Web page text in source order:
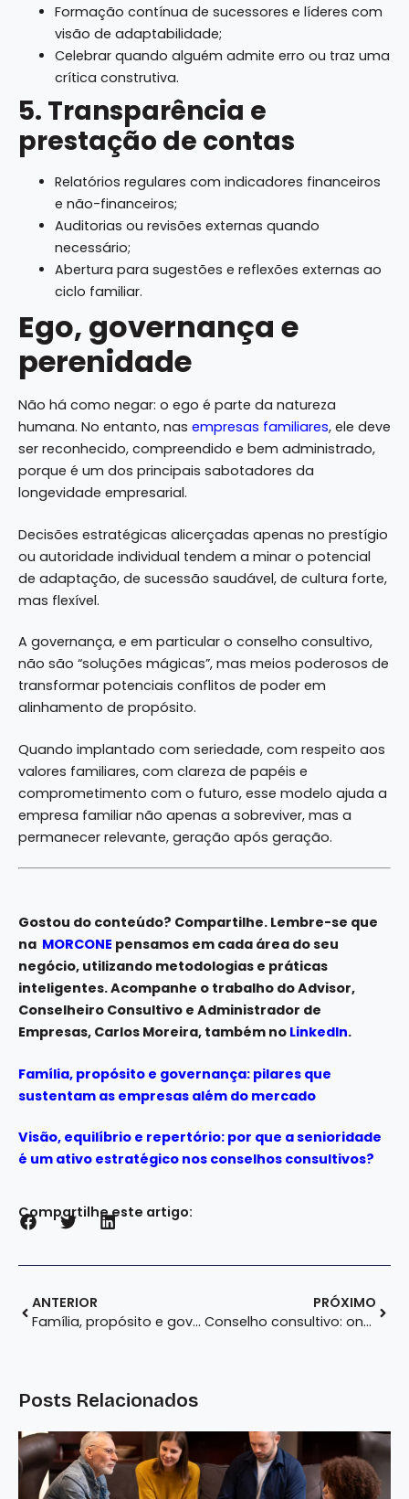
Formação contínua de sucessores e líderes com
visão de adaptabilidade;
Celebrar quando alguém admite erro ou traz uma
crítica construtiva.
5. Transparência e
prestação de contas
Relatórios regulares com indicadores financeiros
e não-financeiros;
Auditorias ou revisões externas quando
necessário;
Abertura para sugestões e reflexões externas ao
ciclo familiar.
Ego, governança e
perenidade
Não há como negar: o ego é parte da natureza
humana. No entanto, nas empresas familiares, ele deve
ser reconhecido, compreendido e bem administrado,
porque é um dos principais sabotadores da
longevidade empresarial.
Decisões estratégicas alicerçadas apenas no prestígio
ou autoridade individual tendem a minar o potencial
de adaptação, de sucessão saudável, de cultura forte,
mas flexível.
A governança, e em particular o conselho consultivo,
não são “soluções mágicas”, mas meios poderosos de
transformar potenciais conflitos de poder em
alinhamento de propósito.
Quando implantado com seriedade, com respeito aos
valores familiares, com clareza de papéis e
comprometimento com o futuro, esse modelo ajuda a
empresa familiar não apenas a sobreviver, mas a
permanecer relevante, geração após geração.
Gostou do conteúdo? Compartilhe. Lembre-se que
na MORCONE pensamos em cada área do seu
negócio, utilizando metodologias e práticas
inteligentes. Acompanhe o trabalho do Advisor,
Conselheiro Consultivo e Administrador de
Empresas, Carlos Moreira, também no LinkedIn.
Família, propósito e governança: pilares que
sustentam as empresas além do mercado
Visão, equilíbrio e repertório: por que a senioridade
é um ativo estratégico nos conselhos consultivos?
Compartilhe este artigo:
ANTERIOR
Família, propósito e governança: pilares que sustentam as empresas além do mercado
PRÓXIMO
Conselho consultivo: onde o legado se transforma em estratégia para o futuro
Posts Relacionados